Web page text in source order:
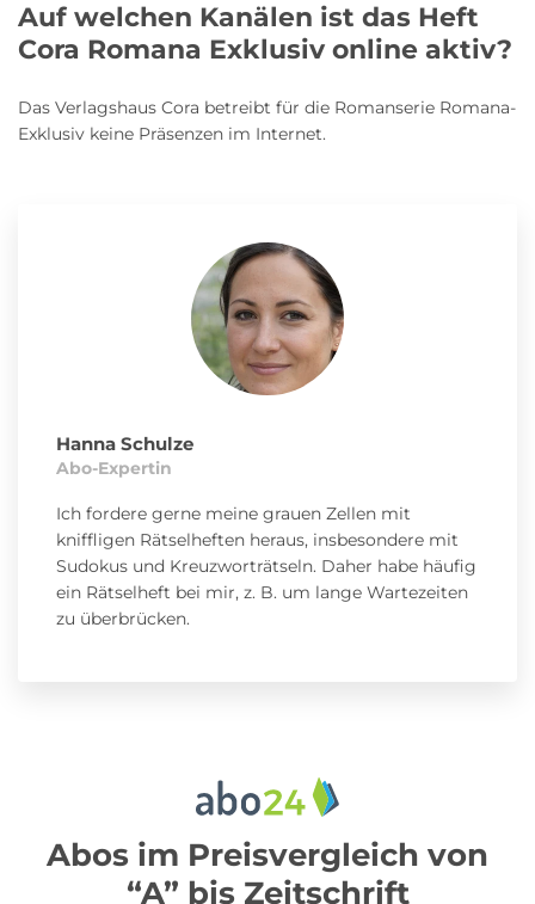
Hanna Schulze
Abo-Expertin
Ich fordere gerne meine grauen Zellen mit
kniffligen Rätselheften heraus, insbesondere mit
Sudokus und Kreuzworträtseln. Daher habe häufig
ein Rätselheft bei mir, z. B. um lange Wartezeiten
zu überbrücken.
Auf welchen Kanälen ist das Heft
Cora Romana Exklusiv online aktiv?
Das Verlagshaus Cora betreibt für die Romanserie Romana-
Exklusiv keine Präsenzen im Internet.
Abos im Preisvergleich von
“A” bis Zeitschrift